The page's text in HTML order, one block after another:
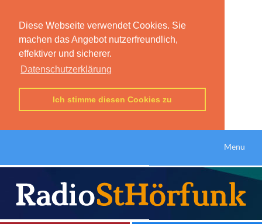
Diese Webseite verwendet Cookies. Sie
machen das Angebot nutzerfreundlich,
effektiver und sicherer.
Datenschutzerklärung
Ich stimme diesen Cookies zu
Menu